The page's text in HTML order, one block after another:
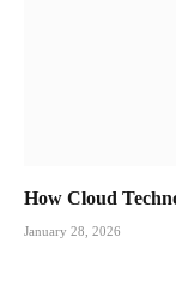
How Cloud
January 28, 2026